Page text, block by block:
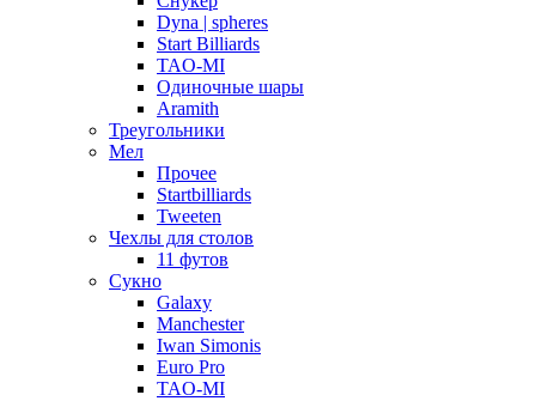
Dyna | spheres
Start Billiards
TAO-MI
Одиночные шары
Aramith
Треугольники
Мел
Прочее
Startbilliards
Tweeten
Чехлы для столов
11 футов
Сукно
Galaxy
Manchester
Iwan Simonis
Euro Pro
TAO-MI